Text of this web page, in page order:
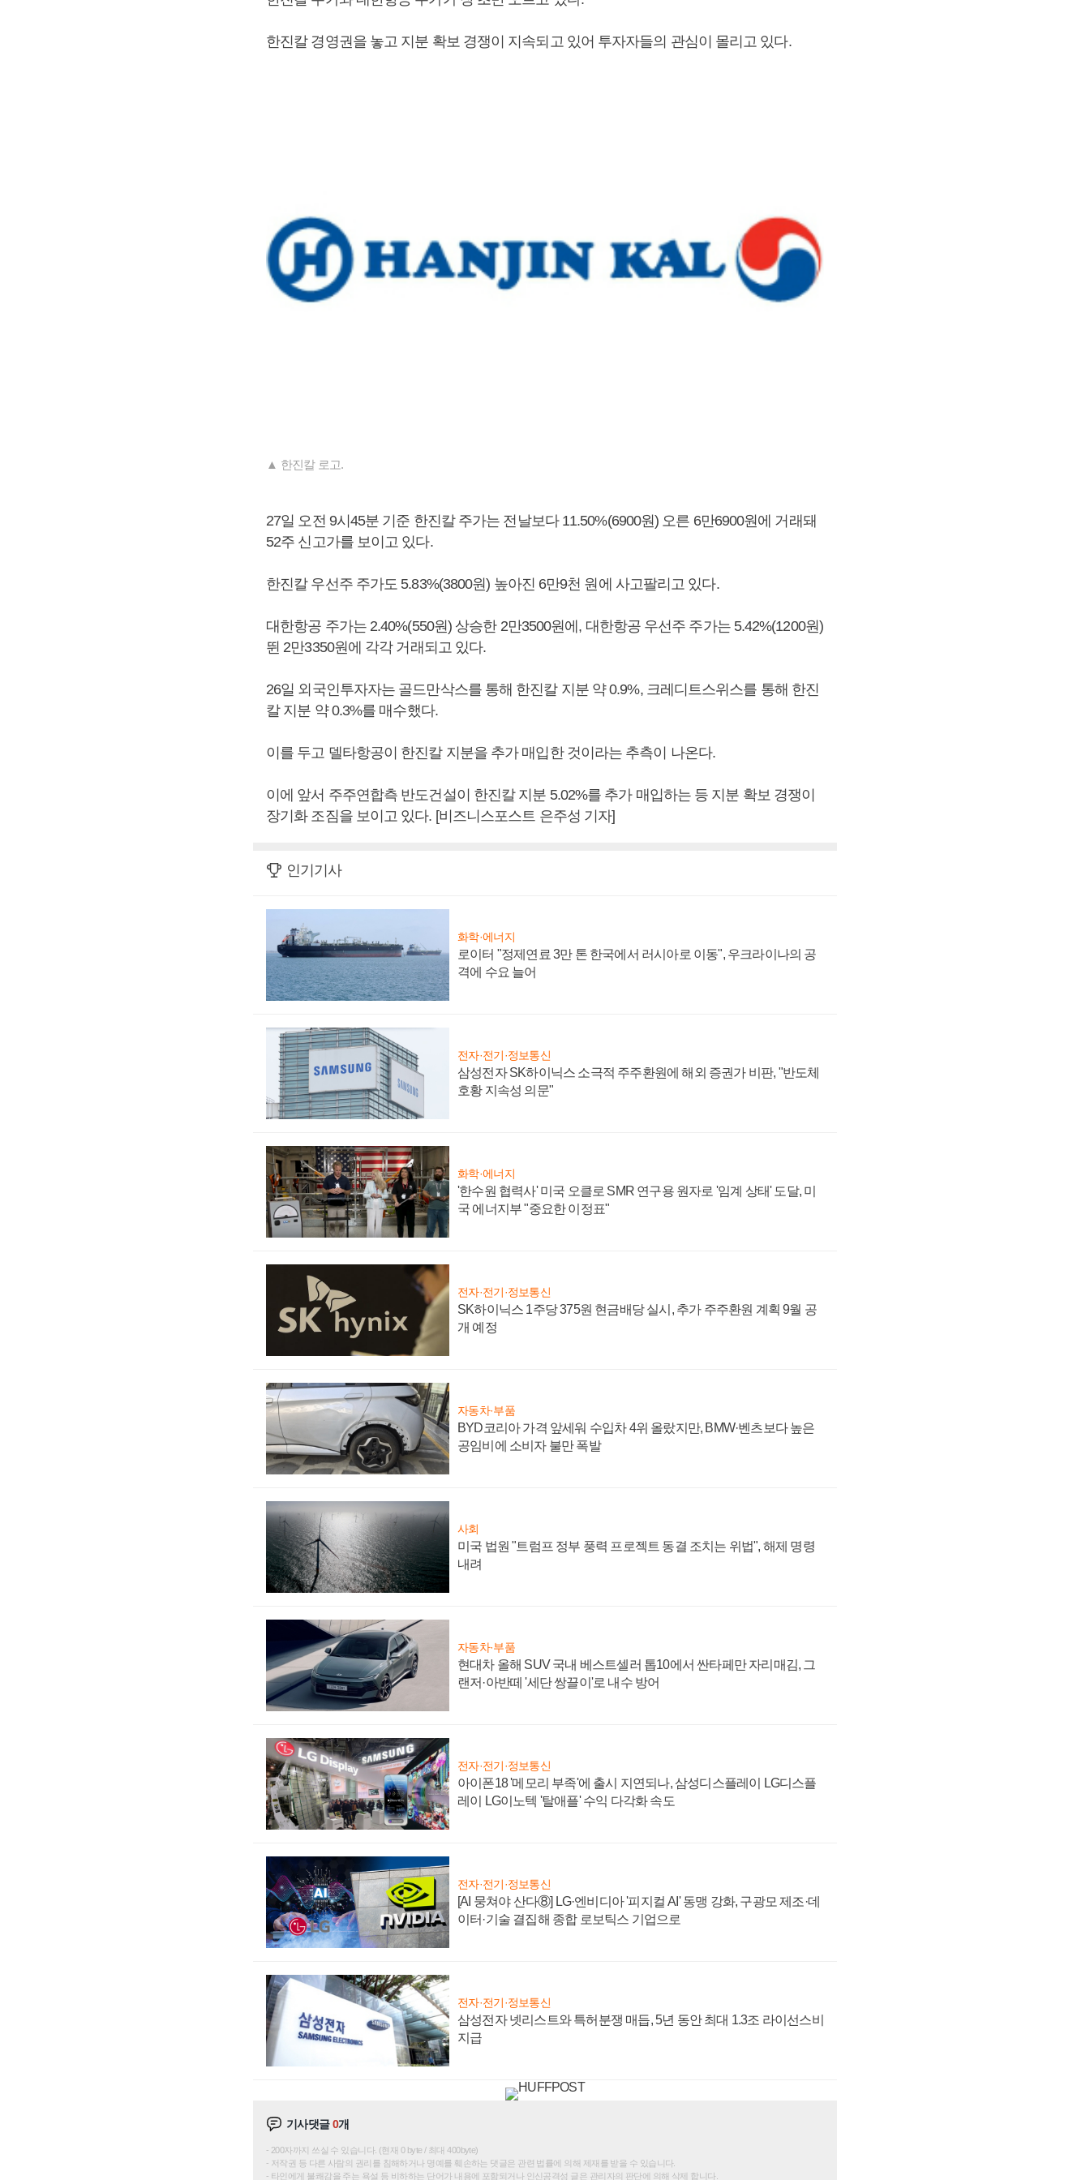
한진칼 경영권을 놓고 지분 확보 경쟁이 지속되고 있어 투자자들의 관심이 몰리고 있다.
▲ 한진칼 로고.
27일 오전 9시45분 기준 한진칼 주가는 전날보다 11.50%(6900원) 오른 6만6900원에 거래돼
52주 신고가를 보이고 있다.
한진칼 우선주 주가도 5.83%(3800원) 높아진 6만9천 원에 사고팔리고 있다.
대한항공 주가는 2.40%(550원) 상승한 2만3500원에, 대한항공 우선주 주가는 5.42%(1200원)
뛴 2만3350원에 각각 거래되고 있다.
26일 외국인투자자는 골드만삭스를 통해 한진칼 지분 약 0.9%, 크레디트스위스를 통해 한진
칼 지분 약 0.3%를 매수했다.
이를 두고 델타항공이 한진칼 지분을 추가 매입한 것이라는 추측이 나온다.
이에 앞서 주주연합측 반도건설이 한진칼 지분 5.02%를 추가 매입하는 등 지분 확보 경쟁이
장기화 조짐을 보이고 있다. [비즈니스포스트 은주성 기자]
인기기사
화학·에너지
로이터 "정제연료 3만 톤 한국에서 러시아로 이동", 우크라이나의 공
격에 수요 늘어
전자·전기·정보통신
삼성전자 SK하이닉스 소극적 주주환원에 해외 증권가 비판, "반도체
호황 지속성 의문"
화학·에너지
'한수원 협력사' 미국 오클로 SMR 연구용 원자로 '임계 상태' 도달, 미
국 에너지부 "중요한 이정표"
전자·전기·정보통신
SK하이닉스 1주당 375원 현금배당 실시, 추가 주주환원 계획 9월 공
개 예정
자동차·부품
BYD코리아 가격 앞세워 수입차 4위 올랐지만, BMW·벤츠보다 높은
공임비에 소비자 불만 폭발
사회
미국 법원 "트럼프 정부 풍력 프로젝트 동결 조치는 위법", 해제 명령
내려
자동차·부품
현대차 올해 SUV 국내 베스트셀러 톱10에서 싼타페만 자리매김, 그
랜저·아반떼 '세단 쌍끌이'로 내수 방어
전자·전기·정보통신
아이폰18 '메모리 부족'에 출시 지연되나, 삼성디스플레이 LG디스플
레이 LG이노텍 '탈애플' 수익 다각화 속도
전자·전기·정보통신
[AI 뭉쳐야 산다⑧] LG·엔비디아 '피지컬 AI' 동맹 강화, 구광모 제조·데
이터·기술 결집해 종합 로보틱스 기업으로
전자·전기·정보통신
삼성전자 넷리스트와 특허분쟁 매듭, 5년 동안 최대 1.3조 라이선스비
지급
기사댓글0개
200자까지 쓰실 수 있습니다. (현재 0 byte / 최대 400byte)
저작권 등 다른 사람의 권리를 침해하거나 명예를 훼손하는 댓글은 관련 법률에 의해 제재를 받을 수 있습니다.
타인에게 불쾌감을 주는 욕설 등 비하하는 단어가 내용에 포함되거나 인신공격성 글은 관리자의 판단에 의해 삭제 합니다.